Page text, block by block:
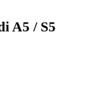
A5 / S5